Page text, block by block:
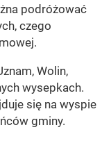
podróżować
czego
Wolin,
wysepkach.
się na wyspie
gminy.